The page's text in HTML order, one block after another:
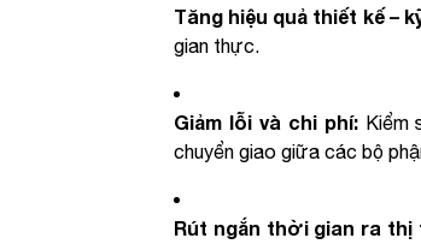
Tăng hiệu quả thiết kế –
gian thực.
Giảm lỗi và chi phí:Kiểm
chuyển giao giữa các bộ
Rút ngắn thời gian ra